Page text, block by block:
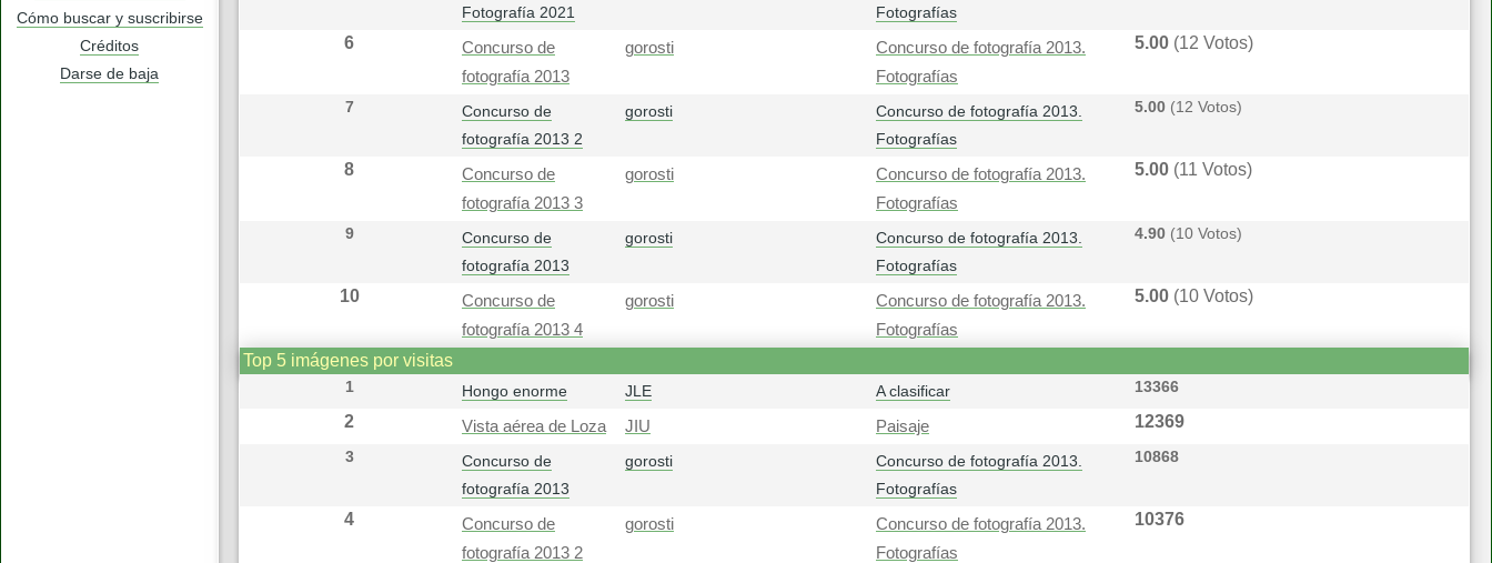
Cómo buscar y suscribirse
Créditos
Darse de baja
Fotografía 2021
Fotografías
6
Concurso de
fotografía 2013
gorosti
Concurso de fotografía 2013.
Fotografías
5.00 (12 Votos)
7
Concurso de
fotografía 2013 2
gorosti
Concurso de fotografía 2013.
Fotografías
5.00 (12 Votos)
8
Concurso de
fotografía 2013 3
gorosti
Concurso de fotografía 2013.
Fotografías
5.00 (11 Votos)
9
Concurso de
fotografía 2013
gorosti
Concurso de fotografía 2013.
Fotografías
4.90 (10 Votos)
10
Concurso de
fotografía 2013 4
gorosti
Concurso de fotografía 2013.
Fotografías
5.00 (10 Votos)
Top 5 imágenes por visitas
1 Hongo enorme JLE A clasificar 13366
2 Vista aérea de Loza JIU Paisaje 12369
3
Concurso de
fotografía 2013
gorosti
Concurso de fotografía 2013.
Fotografías
10868
4
Concurso de
fotografía 2013 2
gorosti
Concurso de fotografía 2013.
Fotografías
10376